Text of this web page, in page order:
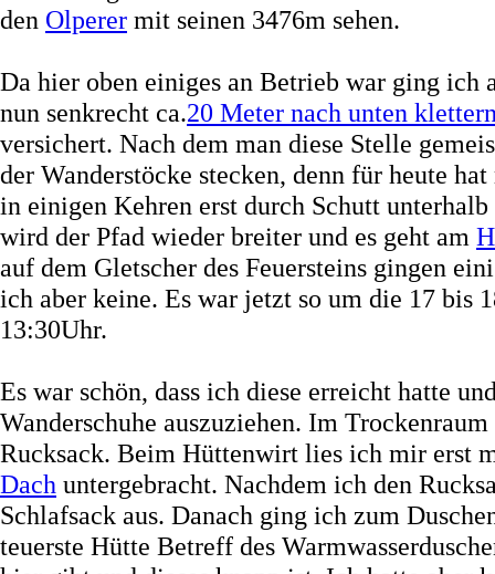
den Olperer mit seinen 3476m sehen.
Da hier oben einiges an Betrieb war ging
nun senkrecht ca.20 Meter nach unten
versichert. Nach dem man diese Stelle
der Wanderstöcke stecken, denn für heute
in einigen Kehren erst durch Schutt
wird der Pfad wieder breiter und es geht am
auf dem Gletscher des Feuersteins gingen
ich aber keine. Es war jetzt so um die 17 bis
13:30Uhr.
Es war schön, dass ich diese erreicht hatte
Wanderschuhe auszuziehen. Im
Rucksack. Beim Hüttenwirt lies ich mir erst
Dach untergebracht. Nachdem ich den
Schlafsack aus. Danach ging ich zum
teuerste Hütte Betreff des